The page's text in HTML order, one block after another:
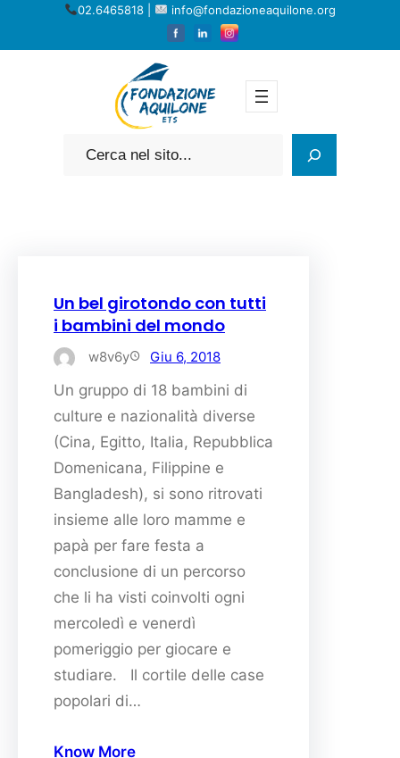
02.6465818 | info@fondazioneaquilone.org
Cerca
Un bel girotondo con tutti
i bambini del mondo
w8v6y Giu 6, 2018
Un gruppo di 18 bambini di
culture e nazionalità diverse
(Cina, Egitto, Italia, Repubblica
Domenicana, Filippine e
Bangladesh), si sono ritrovati
insieme alle loro mamme e
papà per fare festa a
conclusione di un percorso
che li ha visti coinvolti ogni
mercoledì e venerdì
pomeriggio per giocare e
studiare. Il cortile delle case
popolari di…
Know More